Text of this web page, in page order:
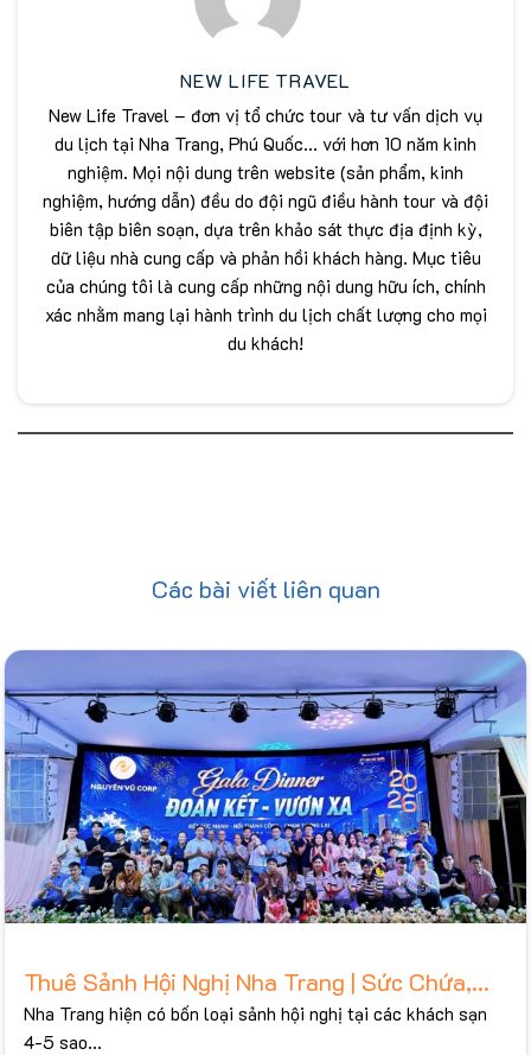
NEW LIFE TRAVEL
New Life Travel – đơn vị tổ chức tour và tư vấn dịch vụ
du lịch tại Nha Trang, Phú Quốc... với hơn 10 năm kinh
nghiệm. Mọi nội dung trên website (sản phẩm, kinh
nghiệm, hướng dẫn) đều do đội ngũ điều hành tour và đội
biên tập biên soạn, dựa trên khảo sát thực địa định kỳ,
dữ liệu nhà cung cấp và phản hồi khách hàng. Mục tiêu
của chúng tôi là cung cấp những nội dung hữu ích, chính
xác nhằm mang lại hành trình du lịch chất lượng cho mọi
du khách!
Các bài viết liên quan
Thuê Sảnh Hội Nghị Nha Trang | Sức Chứa,
Bảng Giá Tham Khảo 2026
Nha Trang hiện có bốn loại sảnh hội nghị tại các khách sạn
4-5 sao...